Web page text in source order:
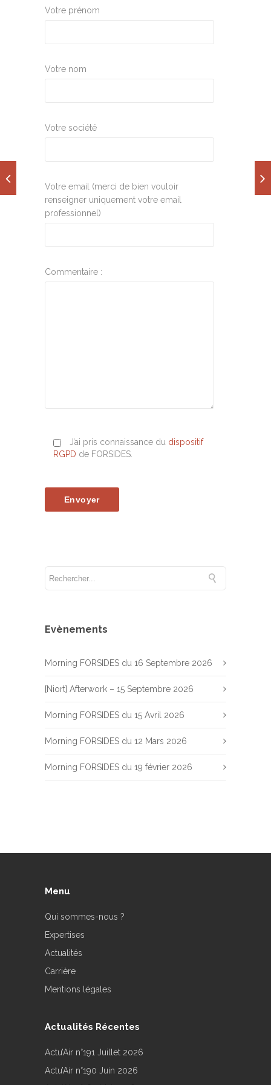
Votre prénom
Votre nom
Votre société
Votre email (merci de bien vouloir
renseigner uniquement votre email
professionnel)
Commentaire :
J’ai pris connaissance du dispositif
RGPD de FORSIDES.
Evènements
Morning FORSIDES du 16 Septembre 2026
[Niort] Afterwork – 15 Septembre 2026
Morning FORSIDES du 15 Avril 2026
Morning FORSIDES du 12 Mars 2026
Morning FORSIDES du 19 février 2026
Menu
Qui sommes-nous ?
Expertises
Actualités
Carrière
Mentions légales
Actualités Récentes
Actu’Air n°191 Juillet 2026
Actu’Air n°190 Juin 2026